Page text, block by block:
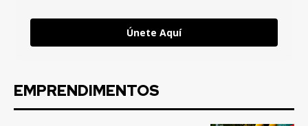
Únete Aquí
EMPRENDIMENTOS